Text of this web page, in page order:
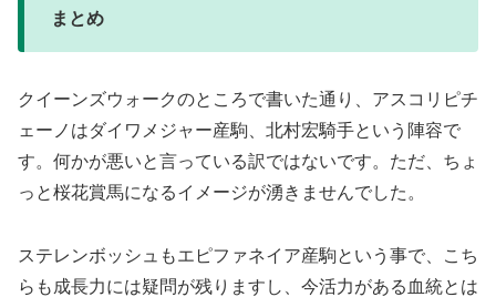
まとめ
クイーンズウォークのところで書いた通り、アスコリピチ
ェーノはダイワメジャー産駒、北村宏騎手という陣容で
す。何かが悪いと言っている訳ではないです。ただ、ちょ
っと桜花賞馬になるイメージが湧きませんでした。
ステレンボッシュもエピファネイア産駒という事で、こち
らも成長力には疑問が残りますし、今活力がある血統とは